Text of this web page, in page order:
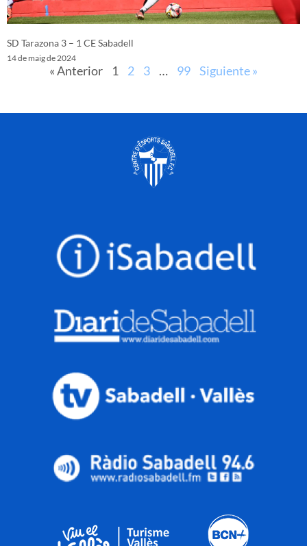
SD Tarazona 3 – 1 CE Sabadell
14 de maig de 2024
« Anterior 1 2 3 … 99 Siguiente »